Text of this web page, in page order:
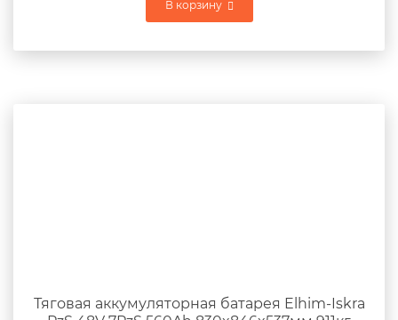
В корзину
Тяговая аккумуляторная батарея Elhim-Iskra